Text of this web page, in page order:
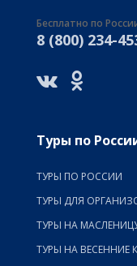
Бесплатно по
8 (800) 234-
Туры по
ТУРЫ ПО РОССИИ
ТУРЫ ДЛЯ
ТУРЫ НА
ТУРЫ НА ВЕСЕННИЕ